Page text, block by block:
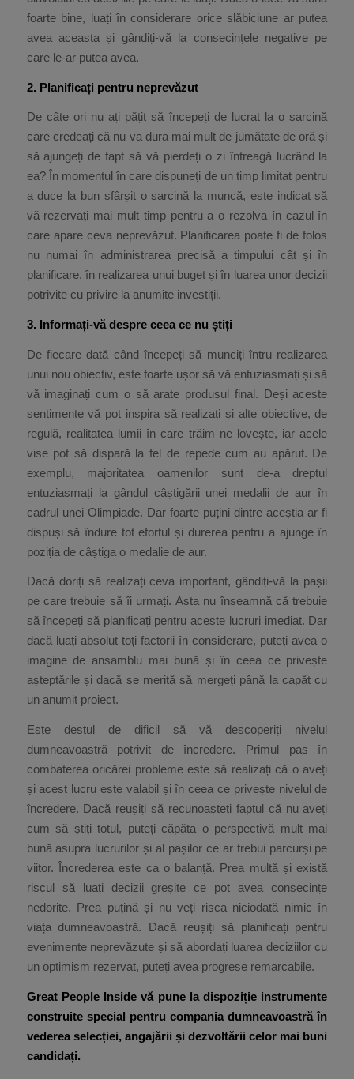
foarte bine, luați în considerare orice slăbiciune ar putea
avea aceasta și gândiți-vă la consecințele negative pe
care le-ar putea avea.
2. Planificați pentru neprevăzut
De câte ori nu ați pățit să începeți de lucrat la o sarcină
care credeați că nu va dura mai mult de jumătate de oră și
să ajungeți de fapt să vă pierdeți o zi întreagă lucrând la
ea? În momentul în care dispuneți de un timp limitat pentru
a duce la bun sfârșit o sarcină la muncă, este indicat să
vă rezervați mai mult timp pentru a o rezolva în cazul în
care apare ceva neprevăzut. Planificarea poate fi de folos
nu numai în administrarea precisă a timpului cât și în
planificare, în realizarea unui buget și în luarea unor decizii
potrivite cu privire la anumite investiții.
3. Informați-vă despre ceea ce nu știți
De fiecare dată când începeți să munciți întru realizarea
unui nou obiectiv, este foarte ușor să vă entuziasmați și să
vă imaginați cum o să arate produsul final. Deși aceste
sentimente vă pot inspira să realizați și alte obiective, de
regulă, realitatea lumii în care trăim ne lovește, iar acele
vise pot să dispară la fel de repede cum au apărut. De
exemplu, majoritatea oamenilor sunt de-a dreptul
entuziasmați la gândul câștigării unei medalii de aur în
cadrul unei Olimpiade. Dar foarte puțini dintre aceștia ar fi
dispuși să îndure tot efortul și durerea pentru a ajunge în
poziția de câștiga o medalie de aur.
Dacă doriți să realizați ceva important, gândiți-vă la pașii
pe care trebuie să îi urmați. Asta nu înseamnă că trebuie
să începeți să planificați pentru aceste lucruri imediat. Dar
dacă luați absolut toți factorii în considerare, puteți avea o
imagine de ansamblu mai bună și în ceea ce privește
așteptările și dacă se merită să mergeți până la capăt cu
un anumit proiect.
Este destul de dificil să vă descoperiți nivelul
dumneavoastră potrivit de încredere. Primul pas în
combaterea oricărei probleme este să realizați că o aveți
și acest lucru este valabil și în ceea ce privește nivelul de
încredere. Dacă reușiți să recunoașteți faptul că nu aveți
cum să știți totul, puteți căpăta o perspectivă mult mai
bună asupra lucrurilor și al pașilor ce ar trebui parcurși pe
viitor. Încrederea este ca o balanță. Prea multă și există
riscul să luați decizii greșite ce pot avea consecințe
nedorite. Prea puțină și nu veți risca niciodată nimic în
viața dumneavoastră. Dacă reușiți să planificați pentru
evenimente neprevăzute și să abordați luarea deciziilor cu
un optimism rezervat, puteți avea progrese remarcabile.
Great People Inside vă pune la dispoziție instrumente
construite special pentru compania dumneavoastră în
vederea selecției, angajării și dezvoltării celor mai buni
candidați.